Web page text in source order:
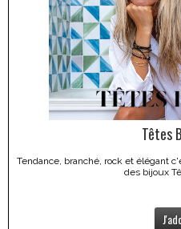
Têtes
Tendance, branché, rock et élégant
des bijoux